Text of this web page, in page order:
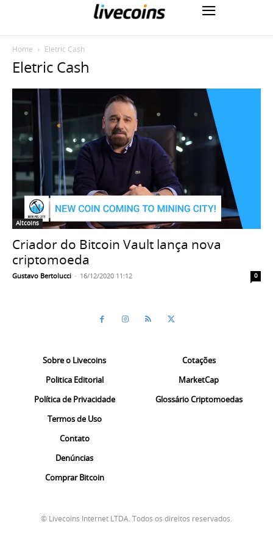
Home Eletric Cash
Eletric Cash
Altcoins
Criador do Bitcoin Vault lança nova
criptomoeda
Gustavo Bertolucci - 16/12/2020 11:12 0
Sobre o Livecoins
Politica Editorial
Política de Privacidade
Termos de Uso
Contato
Denúncias
Comprar Bitcoin
Cotações
MarketCap
Glossário Criptomoedas
© Livecoins Internet LTDA. Todos os direitos reservados.